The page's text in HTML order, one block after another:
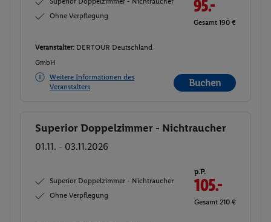
Ohne Verpflegung
95.-
Gesamt 190 €
Veranstalter: DERTOUR Deutschland
GmbH
Weitere Informationen des
Veranstalters
Buchen
Buchen
Superior Doppelzimmer - Nichtraucher
01.11. - 03.11.2026
Superior Doppelzimmer - Nichtraucher
Ohne Verpflegung
p.P.
105.-
Gesamt 210 €